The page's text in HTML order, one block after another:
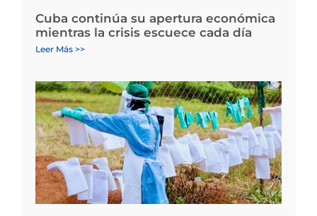
Cuba continúa su apertura económica
mientras la crisis escuece cada día
Leer Más >>